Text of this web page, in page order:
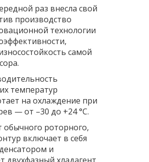
раз внесла свой
производство
технологии
самой
температур
на охлаждение при
— от –30 до +24 °С.
обычного роторного,
включает в себя
и